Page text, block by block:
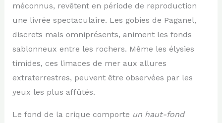
méconnus, revêtent en période de reproduction
une livrée spectaculaire. Les gobies de Paganel,
discrets mais omniprésents, animent les fonds
sablonneux entre les rochers. Même les élysies
timides, ces limaces de mer aux allures
extraterrestres, peuvent être observées par les
yeux les plus affûtés.
Le fond de la crique comporte un haut-fond